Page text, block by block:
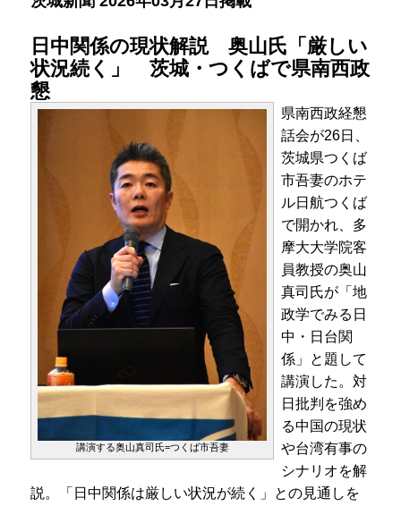
日中関係の現状解説 奥山氏「厳しい
状況続く」 茨城・つくばで県南西政
懇
講演する奥山真司氏=つくば市吾妻
県南西政経懇
話会が26日、
茨城県つくば
市吾妻のホテ
ル日航つくば
で開かれ、多
摩大大学院客
員教授の奥山
真司氏が「地
政学でみる日
中・日台関
係」と題して
講演した。対
日批判を強め
る中国の現状
や台湾有事の
シナリオを解
説。「日中関係は厳しい状況が続く」との見通しを